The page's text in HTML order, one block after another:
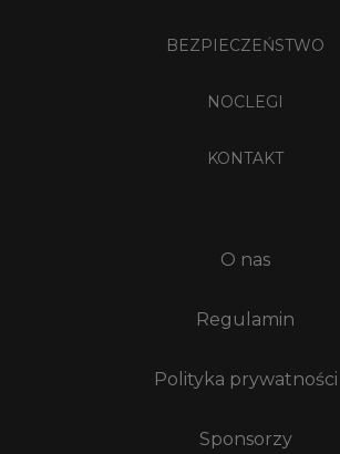
BEZPIECZEŃSTWO
NOCLEGI
KONTAKT
O nas
Regulamin
Polityka prywatności
Sponsorzy